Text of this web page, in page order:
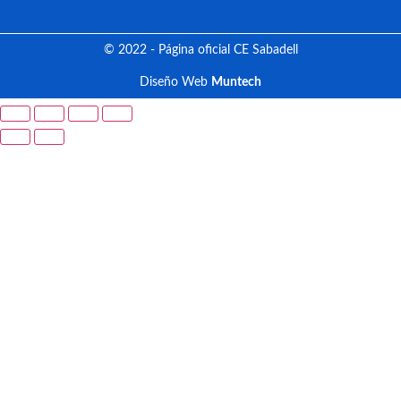
© 2022 - Página oficial CE Sabadell
Diseño Web Muntech